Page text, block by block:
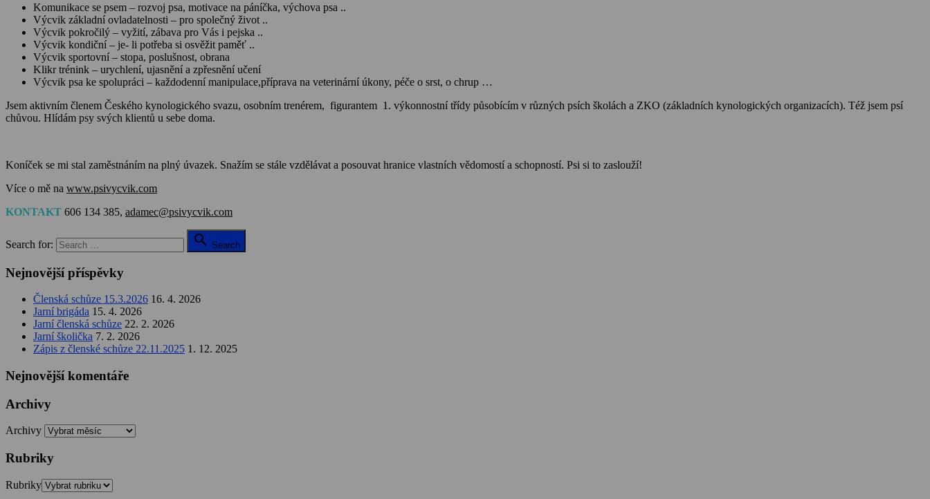
Komunikace se psem – rozvoj psa, motivace na páníčka, výchova psa ..
Výcvik základní ovladatelnosti – pro společný život ..
Výcvik pokročilý – vyžití, zábava pro Vás i pejska ..
Výcvik kondiční – je- li potřeba si osvěžit paměť ..
Výcvik sportovní – stopa, poslušnost, obrana
Klikr trénink – urychlení, ujasnění a zpřesnění učení
Výcvik psa ke spolupráci – každodenní manipulace,příprava na veterinární úkony, péče o srst, o chrup …
Jsem aktivním členem Českého kynologického svazu, osobním trenérem, figurantem 1. výkonnostní třídy působícím v různých psích školách a ZKO (základních kynologických organizacích). Též jsem psí
chůvou. Hlídám psy svých klientů u sebe doma.
Koníček se mi stal zaměstnáním na plný úvazek. Snažím se stále vzdělávat a posouvat hranice vlastních vědomostí a schopností. Psi si to zaslouží!
Více o mě na www.psivycvik.com
KONTAKT 606 134 385, adamec@psivycvik.com
Search for:  Search
Nejnovější příspěvky
Členská schůze 15.3.2026 16. 4. 2026
Jarní brigáda 15. 4. 2026
Jarní členská schůze 22. 2. 2026
Jarní školička 7. 2. 2026
Zápis z členské schůze 22.11.2025 1. 12. 2025
Nejnovější komentáře
Archivy
Archivy
Rubriky
Rubriky